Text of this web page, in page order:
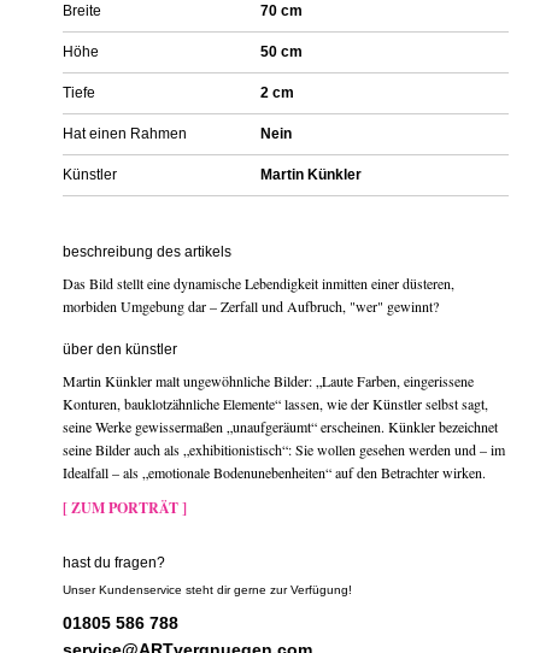
Breite 70 cm
Höhe 50 cm
Tiefe 2 cm
Hat einen Rahmen Nein
Künstler Martin Künkler
beschreibung des artikels
Das Bild stellt eine dynamische Lebendigkeit inmitten einer düsteren,
morbiden Umgebung dar – Zerfall und Aufbruch, "wer" gewinnt?
über den künstler
Martin Künkler malt ungewöhnliche Bilder: „Laute Farben, eingerissene
Konturen, bauklotzähnliche Elemente“ lassen, wie der Künstler selbst sagt,
seine Werke gewissermaßen „unaufgeräumt“ erscheinen. Künkler bezeichnet
seine Bilder auch als „exhibitionistisch“: Sie wollen gesehen werden und – im
Idealfall – als „emotionale Bodenunebenheiten“ auf den Betrachter wirken.
[ ZUM PORTRÄT ]
hast du fragen?
Unser Kundenservice steht dir gerne zur Verfügung!
01805 586 788
service@ARTvergnuegen.com